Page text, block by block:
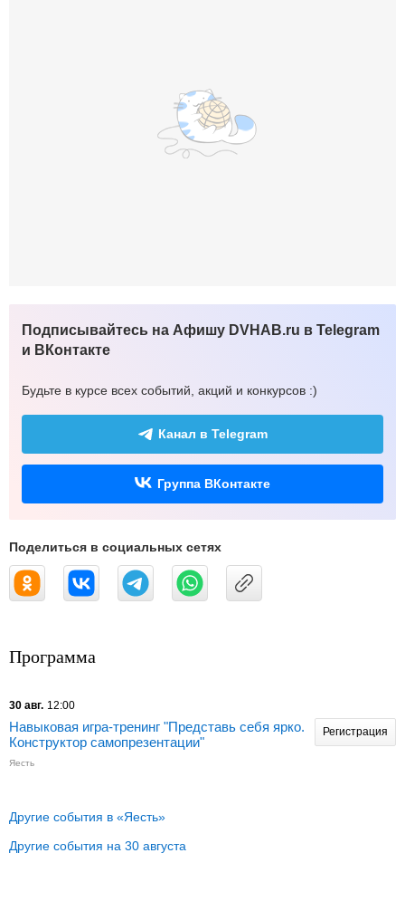
Подписывайтесь на Афишу DVHAB.ru в Telegram
и ВКонтакте
Будьте в курсе всех событий, акций и конкурсов :)
Канал в Telegram
Группа ВКонтакте
Поделиться в социальных сетях
Программа
30 авг. 12:00
Навыковая игра-тренинг "Представь себя ярко.
Конструктор самопрезентации"
Яесть
Регистрация
Другие события в «Яесть»
Другие события на 30 августа